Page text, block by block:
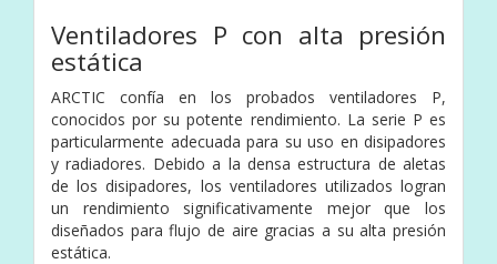
Ventiladores P con alta presión
estática
ARCTIC confía en los probados ventiladores P,
conocidos por su potente rendimiento. La serie P es
particularmente adecuada para su uso en disipadores
y radiadores. Debido a la densa estructura de aletas
de los disipadores, los ventiladores utilizados logran
un rendimiento significativamente mejor que los
diseñados para flujo de aire gracias a su alta presión
estática.